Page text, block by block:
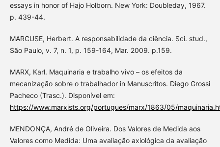
essays in honor of Hajo Holborn. New York: Doubleday, 1967.
p. 439-44.
MARCUSE, Herbert. A responsabilidade da ciência. Sci. stud.,
São Paulo, v. 7, n. 1, p. 159-164, Mar. 2009. p.159.
MARX, Karl. Maquinaria e trabalho vivo – os efeitos da
mecanização sobre o trabalhador in Manuscritos. Diego Grossi
Pacheco (Trasc.). Disponível em:
https://www.marxists.org/portugues/marx/1863/05/
MENDONÇA, André de Oliveira. Dos Valores de Medida aos
Valores como Medida: Uma avaliação axiológica da avaliação